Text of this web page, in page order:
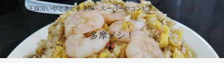
京王線沿いやときどき全国・スーパーやコンビニのグルメを紹介！
多摩メシ！